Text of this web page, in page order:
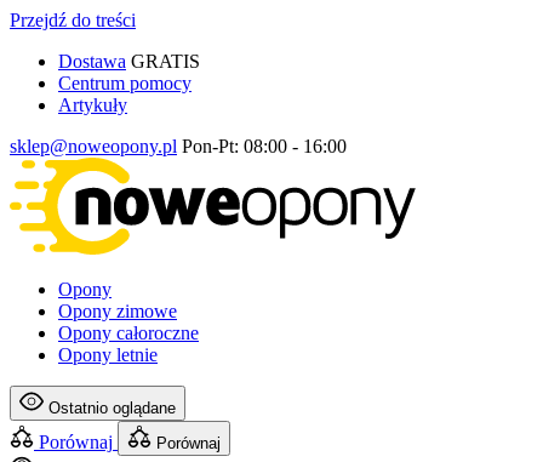
Przejdź do treści
Dostawa GRATIS
Centrum pomocy
Artykuły
sklep@noweopony.pl Pon-Pt: 08:00 - 16:00
Opony
Opony zimowe
Opony całoroczne
Opony letnie
Ostatnio oglądane
Porównaj Porównaj